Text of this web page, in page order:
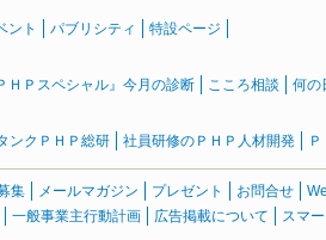
ント パブリシティ 特設ページ
ＨＰスペシャル』今月の診断 こころ相談 何の
ンクＰＨＰ総研 社員研修のＰＨＰ人材開発
集 メールマガジン プレゼント お問合せ
一般事業主行動計画 広告掲載について スマ